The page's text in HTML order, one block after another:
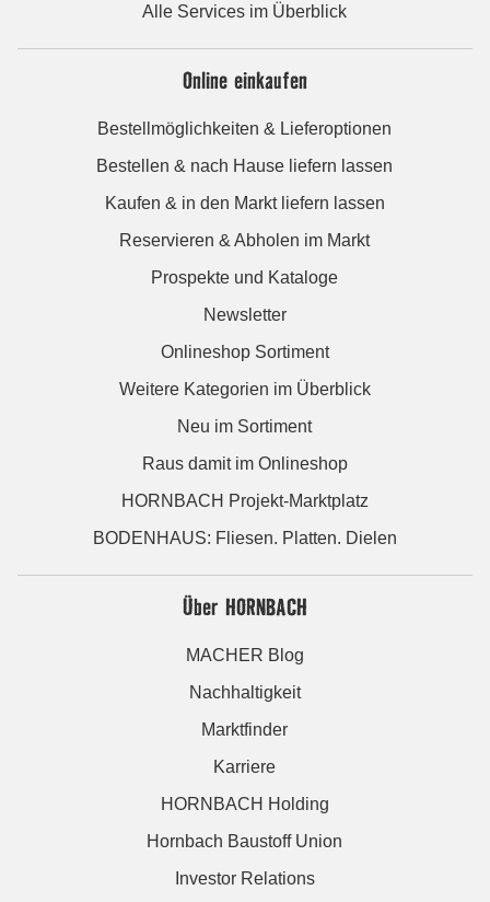
Alle Services im Überblick
Online einkaufen
Bestellmöglichkeiten & Lieferoptionen
Bestellen & nach Hause liefern lassen
Kaufen & in den Markt liefern lassen
Reservieren & Abholen im Markt
Prospekte und Kataloge
Newsletter
Onlineshop Sortiment
Weitere Kategorien im Überblick
Neu im Sortiment
Raus damit im Onlineshop
HORNBACH Projekt-Marktplatz
BODENHAUS: Fliesen. Platten. Dielen
Über HORNBACH
MACHER Blog
Nachhaltigkeit
Marktfinder
Karriere
HORNBACH Holding
Hornbach Baustoff Union
Investor Relations